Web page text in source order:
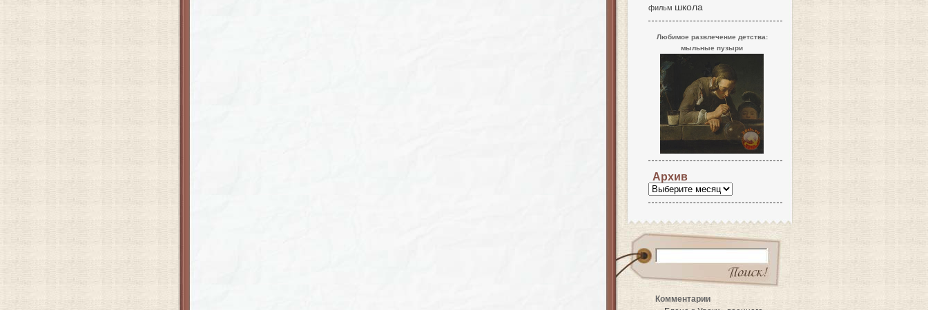
фильм школа
Любимое развлечение детства:
мыльные пузыри
Архив
Комментарии